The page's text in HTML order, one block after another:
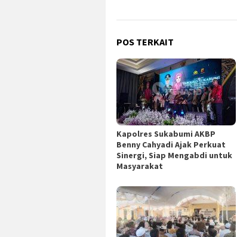
POS TERKAIT
Kapolres Sukabumi AKBP
Benny Cahyadi Ajak Perkuat
Sinergi, Siap Mengabdi untuk
Masyarakat